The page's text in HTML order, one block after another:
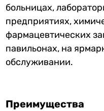
больницах,
предприятиях,
фармацевтических
павильонах, на
обслуживании.
Преимущества